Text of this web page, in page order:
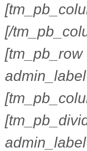
[/
[tm_pb_row